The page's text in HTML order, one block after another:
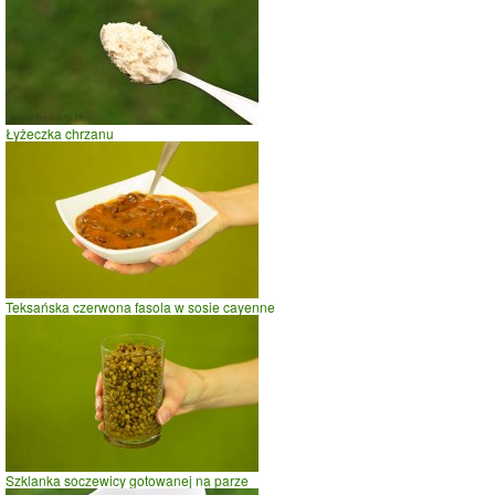
Czas potrzebny na spalenie porcji ze zdjęcia
70kg -zobacz dla swojej wagi
0.0
szybki taniec,trucht
spacer
prasowanie
prowadzenie samochodu
Porcja czerwonej fasoli w sosie pomidorowym Cayenne
Łyżeczka chrzanu
Teksańska czerwona fasola w sosie cayenne
Szklanka soczewicy gotowanej na parze